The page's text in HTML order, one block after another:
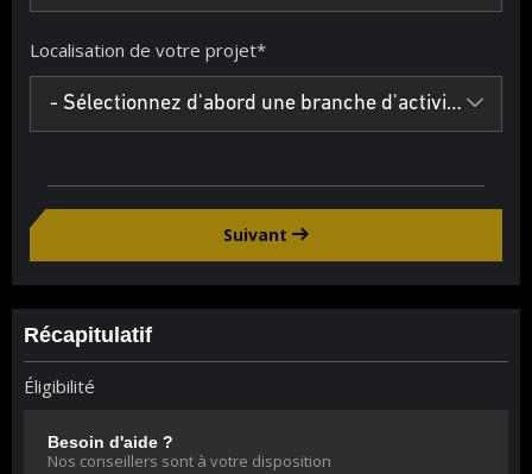
Localisation de votre projet*
- Sélectionnez d'abord une branche d'activité -
Suivant
Récapitulatif
Éligibilité
Besoin d'aide ?
Nos conseillers sont à votre disposition